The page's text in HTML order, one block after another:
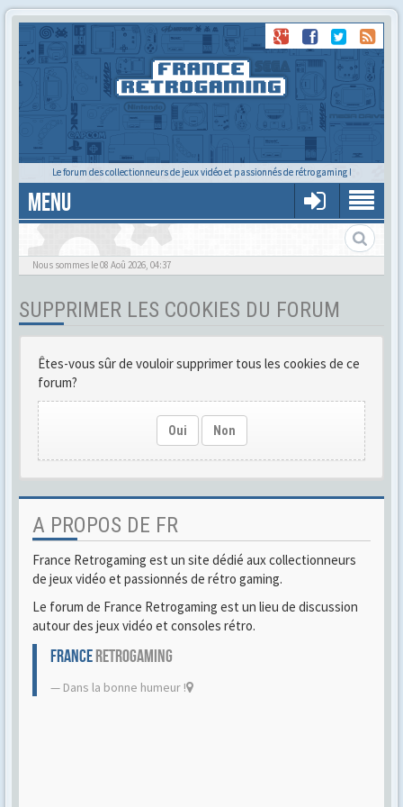
Le forum des collectionneurs de jeux vidéo et passionnés de rétro gaming !
MENU
Gère ton profil et tes préférences
Nous sommes le 08 Aoû 2026, 04:37
SUPPRIMER LES COOKIES DU FORUM
Êtes-vous sûr de vouloir supprimer tous les cookies de ce
forum?
Oui Non
A PROPOS DE FR
France Retrogaming est un site dédié aux collectionneurs
de jeux vidéo et passionnés de rétro gaming.
Le forum de France Retrogaming est un lieu de discussion
autour des jeux vidéo et consoles rétro.
FRANCERETROGAMING
Dans la bonne humeur !